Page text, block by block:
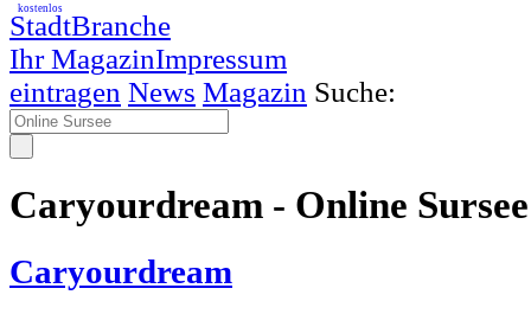
StadtBranche
Ihr MagazinImpressum
kostenlos
eintragen News Magazin Suche:
Caryourdream - Online Sursee
Caryourdream